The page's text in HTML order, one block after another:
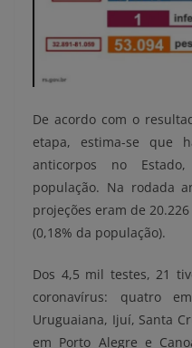
De acordo com o
etapa, estima-se que
anticorpos no
população. Na rodada
projeções eram de
(0,18% da população).
Dos 4,5 mil testes, 21
coronavírus: quatro
Uruguaiana, Ijuí, Santa
em Porto Alegre e